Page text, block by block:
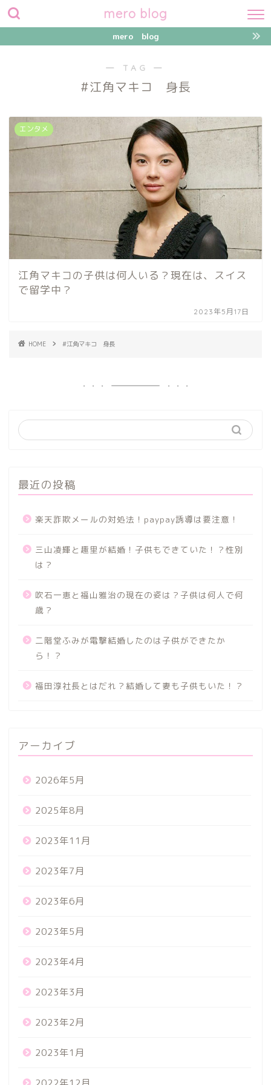
mero blog
mero blog
― TAG ―
#江角マキコ 身長
エンタメ
江角マキコの子供は何人いる？現在は、スイス
で留学中？
2023年5月17日
HOME #江角マキコ 身長
最近の投稿
楽天詐欺メールの対処法！paypay誘導は要注意！
三山凌輝と趣里が結婚！子供もできていた！？性別
は？
吹石一恵と福山雅治の現在の姿は？子供は何人で何
歳？
二階堂ふみが電撃結婚したのは子供ができたか
ら！？
福田淳社長とはだれ？結婚して妻も子供もいた！？
アーカイブ
2026年5月
2025年8月
2023年11月
2023年7月
2023年6月
2023年5月
2023年4月
2023年3月
2023年2月
2023年1月